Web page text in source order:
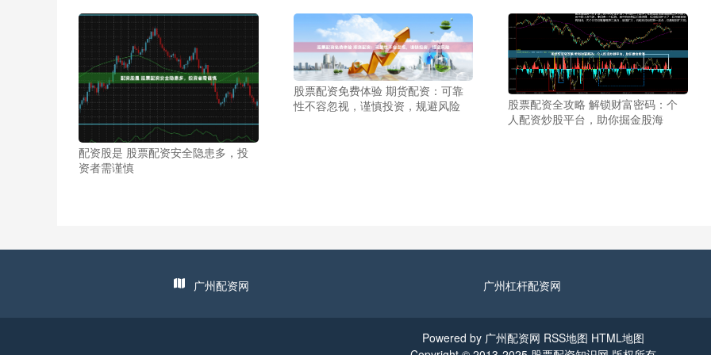
配资股是 股票配资安全隐患多，投
资者需谨慎
股票配资免费体验 期货配资：可靠
性不容忽视，谨慎投资，规避风险
股票配资全攻略 解锁财富密码：个
人配资炒股平台，助你掘金股海
广州配资网 广州杠杆配资网
Powered by 广州配资网 RSS地图 HTML地图